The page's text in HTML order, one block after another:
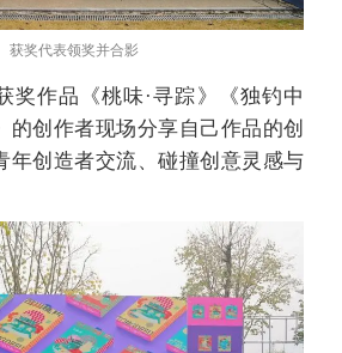
获奖代表领奖并合影
奖作品《桃味·寻踪》《独钓中
的创作者现场分享自己作品的创
年创造者交流、碰撞创意灵感与